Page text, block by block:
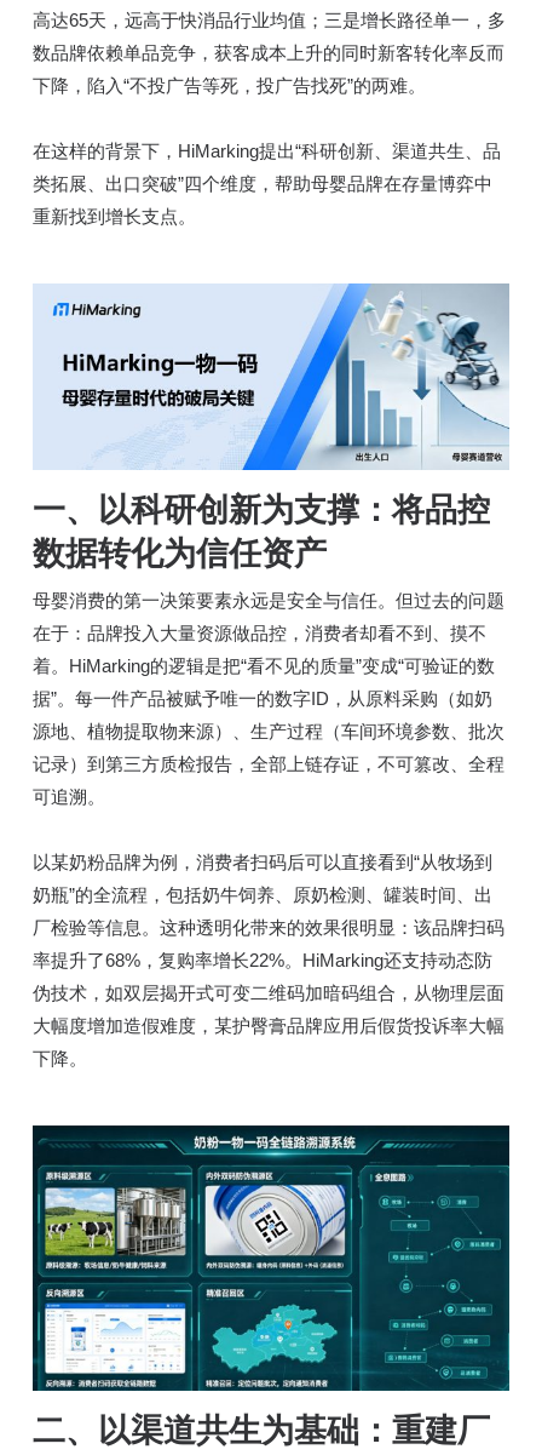
高达65天，远高于快消品行业均值；三是增长路径单一，多
数品牌依赖单品竞争，获客成本上升的同时新客转化率反而
下降，陷入“不投广告等死，投广告找死”的两难。
在这样的背景下，HiMarking提出“科研创新、渠道共生、品
类拓展、出口突破”四个维度，帮助母婴品牌在存量博弈中
重新找到增长支点。
一、以科研创新为支撑：将品控
数据转化为信任资产
母婴消费的第一决策要素永远是安全与信任。但过去的问题
在于：品牌投入大量资源做品控，消费者却看不到、摸不
着。HiMarking的逻辑是把“看不见的质量”变成“可验证的数
据”。每一件产品被赋予唯一的数字ID，从原料采购（如奶
源地、植物提取物来源）、生产过程（车间环境参数、批次
记录）到第三方质检报告，全部上链存证，不可篡改、全程
可追溯。
以某奶粉品牌为例，消费者扫码后可以直接看到“从牧场到
奶瓶”的全流程，包括奶牛饲养、原奶检测、罐装时间、出
厂检验等信息。这种透明化带来的效果很明显：该品牌扫码
率提升了68%，复购率增长22%。HiMarking还支持动态防
伪技术，如双层揭开式可变二维码加暗码组合，从物理层面
大幅度增加造假难度，某护臀膏品牌应用后假货投诉率大幅
下降。
二、以渠道共生为基础：重建厂